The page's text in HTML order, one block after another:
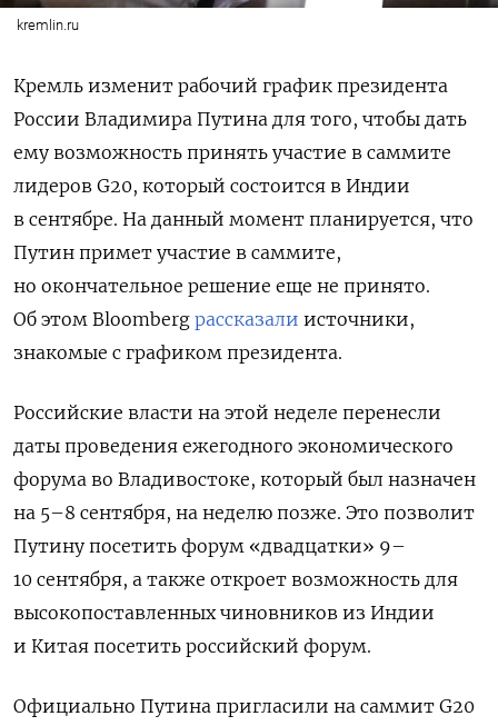
kremlin.ru
Кремль изменит рабочий график президента
России Владимира Путина для того, чтобы дать
ему возможность принять участие в саммите
лидеров G20, который состоится в Индии
в сентябре. На данный момент планируется, что
Путин примет участие в саммите,
но окончательное решение еще не принято.
Об этом Bloomberg рассказали источники,
знакомые с графиком президента.
Российские власти на этой неделе перенесли
даты проведения ежегодного экономического
форума во Владивостоке, который был назначен
на 5–8 сентября, на неделю позже. Это позволит
Путину посетить форум «двадцатки» 9–
10 сентября, а также откроет возможность для
высокопоставленных чиновников из Индии
и Китая посетить российский форум.
Официально Путина пригласили на саммит G20